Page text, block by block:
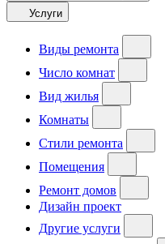
Услуги
Виды ремонта
Число комнат
Вид жилья
Комнаты
Стили ремонта
Помещения
Ремонт домов
Дизайн проект
Другие услуги